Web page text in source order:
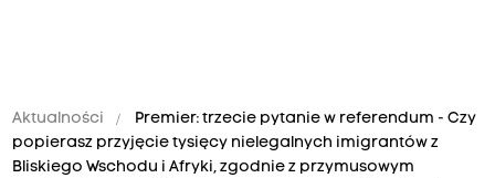
Aktualności
Premier: trzecie pytanie w referendum - Czy
popierasz przyjęcie tysięcy nielegalnych imigrantów z
Bliskiego Wschodu i Afryki, zgodnie z przymusowym